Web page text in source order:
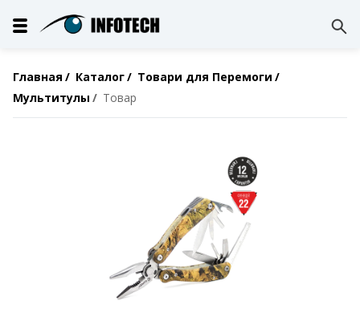
Главная Каталог
Товари для Перемоги
Мультитулы
Товар